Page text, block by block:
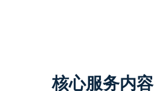
核心服务内容